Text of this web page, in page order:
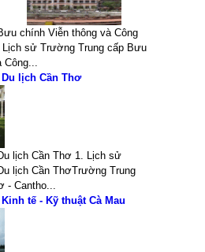
chính Viễn thông và Công
sử Trường Trung cấp Bưu
Công...
lịch Cần Thơ
lịch Cần Thơ 1. Lịch sử
lịch Cần ThơTrường Trung
- Cantho...
tế - Kỹ thuật Cà Mau